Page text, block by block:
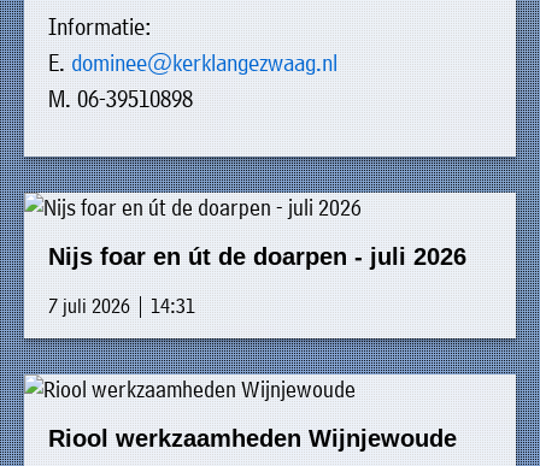
Informatie:
E.dominee@kerklangezwaag.nl
M. 06-39510898
Nijs foar en út de doarpen - juli 2026
7 juli 2026 | 14:31
Riool werkzaamheden Wijnjewoude
Contact
»
Nieuwsbrieven
gemeente
Opsterland